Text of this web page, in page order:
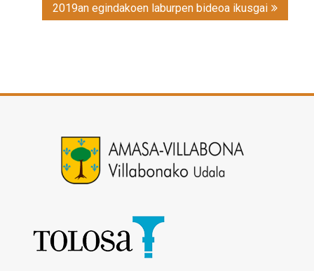
2019an egindakoen laburpen bideoa ikusgai